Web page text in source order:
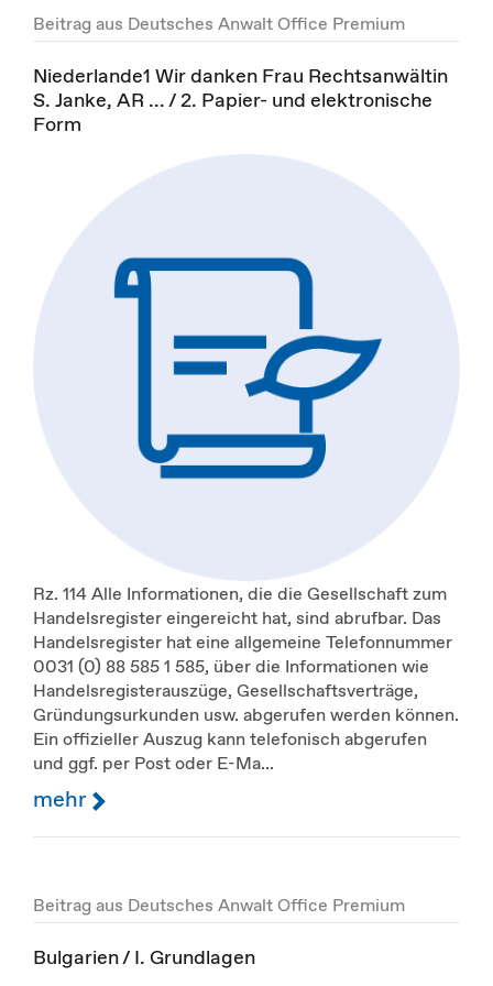
Beitrag aus Deutsches Anwalt Office Premium
Niederlande1 Wir danken Frau Rechtsanwältin
S. Janke, AR ... / 2. Papier- und elektronische
Form
Rz. 114 Alle Informationen, die die Gesellschaft zum
Handelsregister eingereicht hat, sind abrufbar. Das
Handelsregister hat eine allgemeine Telefonnummer
0031 (0) 88 585 1 585, über die Informationen wie
Handelsregisterauszüge, Gesellschaftsverträge,
Gründungsurkunden usw. abgerufen werden können.
Ein offizieller Auszug kann telefonisch abgerufen
und ggf. per Post oder E-Ma...
mehr
Beitrag aus Deutsches Anwalt Office Premium
Bulgarien / I. Grundlagen